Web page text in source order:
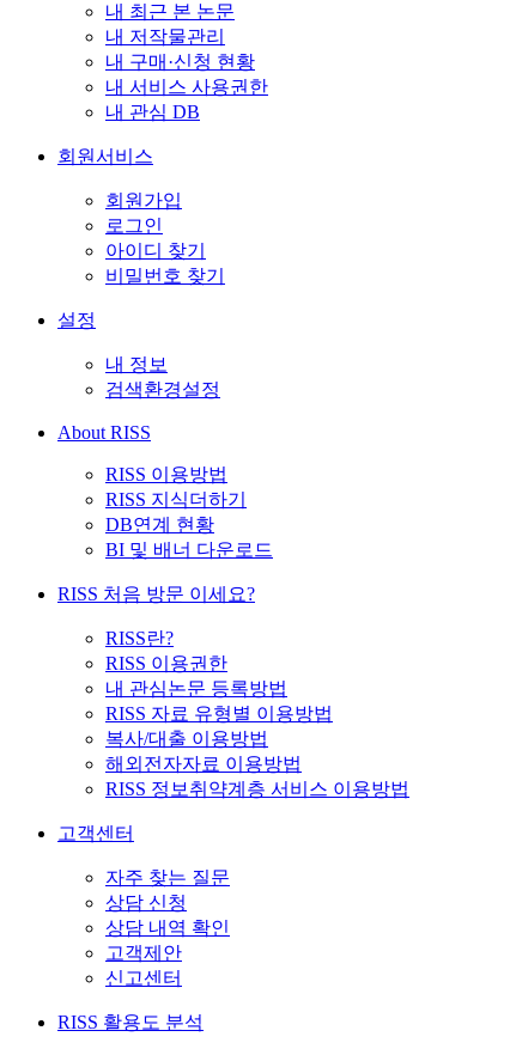
내 최근 본 논문
내 저작물관리
내 구매·신청 현황
내 서비스 사용권한
내 관심 DB
회원서비스
회원가입
로그인
아이디 찾기
비밀번호 찾기
설정
내 정보
검색환경설정
About RISS
RISS 이용방법
RISS 지식더하기
DB연계 현황
BI 및 배너 다운로드
RISS 처음 방문 이세요?
RISS란?
RISS 이용권한
내 관심논문 등록방법
RISS 자료 유형별 이용방법
복사/대출 이용방법
해외전자자료 이용방법
RISS 정보취약계층 서비스 이용방법
고객센터
자주 찾는 질문
상담 신청
상담 내역 확인
고객제안
신고센터
RISS 활용도 분석